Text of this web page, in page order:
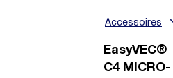
Accessoires
EasyVEC®
C4 MICRO-